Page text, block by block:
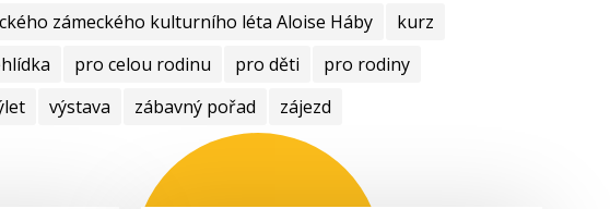
zámeckého kulturního léta Aloise Háby
kurz
pro celou rodinu pro děti
pro rodiny
výstava zábavný pořad zájezd